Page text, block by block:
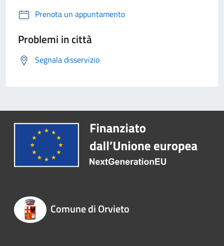
Prenota un appuntamento
Problemi in città
Segnala disservizio
Comune di Orvieto